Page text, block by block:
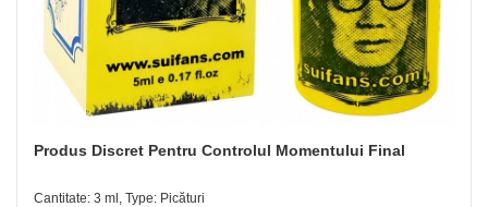
Produs Discret Pentru Controlul Momentului Final
Cantitate: 3 ml, Type: Picături